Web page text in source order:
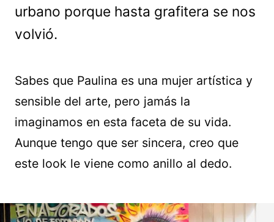
urbano porque hasta grafitera se nos
volvió.
Sabes que Paulina es una mujer artística y
sensible del arte, pero jamás la
imaginamos en esta faceta de su vida.
Aunque tengo que ser sincera, creo que
este look le viene como anillo al dedo.